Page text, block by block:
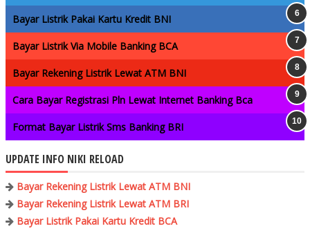
Bayar Listrik Pakai Kartu Kredit BNI
Bayar Listrik Via Mobile Banking BCA
Bayar Rekening Listrik Lewat ATM BNI
Cara Bayar Registrasi Pln Lewat Internet Banking Bca
Format Bayar Listrik Sms Banking BRI
UPDATE INFO NIKI RELOAD
Bayar Rekening Listrik Lewat ATM BNI
Bayar Rekening Listrik Lewat ATM BRI
Bayar Listrik Pakai Kartu Kredit BCA